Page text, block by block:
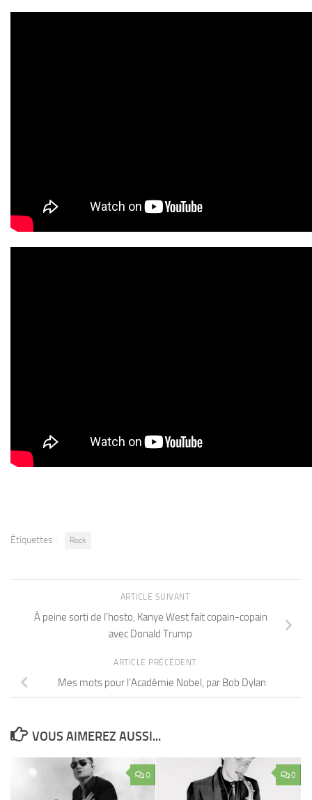
Étiquettes : Rock
ARTICLE SUIVANT
À peine sorti de l’hosto, Kanye West fait copain-copain
avec Donald Trump
ARTICLE PRÉCÉDENT
Mes mots pour l’Académie Nobel, par Bob Dylan
VOUS AIMEREZ AUSSI...
0 0